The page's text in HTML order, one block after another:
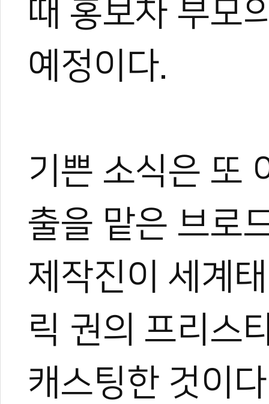
때 홍보차 부모
예정이다.
기쁜 소식은 또
출을 맡은 브로
제작진이 세계
릭 권의 프리스
캐스팅한 것이